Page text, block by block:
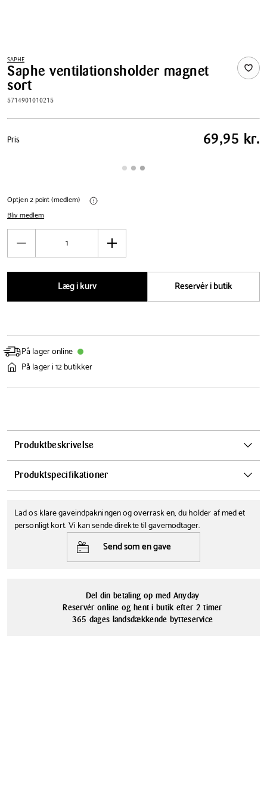
SAPHE
Saphe ventilationsholder magnet
sort
5714901010215
Pris
tabel
Pris 69,95 kr.
Optjen 2 point (medlem)
Bliv medlem
Antal
Øg
Læg i kurv
Reservér i butik
På lager online
På lager i 12 butikker
Produktbeskrivelse
Med Saphe ventilationsholderen kan du nemt og sikkert bruge din
Den er designet med en stærk magnet, der holder din telefon på
plads, selv på ujævne veje. Den diskrete sorte farve passer perfekt ind
i enhver bilindretning.
Saphe ventilationsholderen er nem at montere og afmontere, og den
Produktspecifikationer
Sort Plastik
Lad os klare gaveindpakningen og overrask en, du holder af med et
personligt kort. Vi kan sende direkte til gavemodtager.
Send som en gave
Del din betaling op med Anyday
Reservér online og hent i butik efter 2 timer
365 dages landsdækkende bytteservice